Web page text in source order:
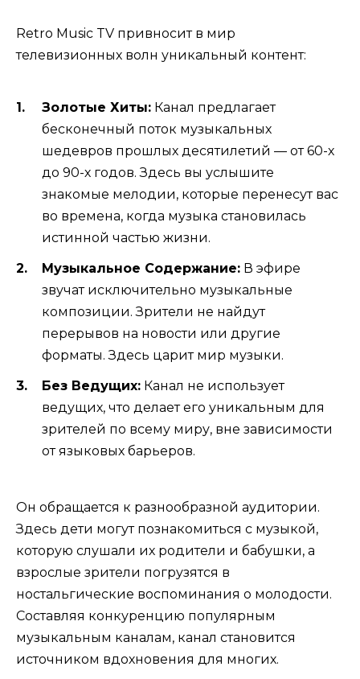
Retro Music TV привносит в мир
телевизионных волн уникальный контент:
Золотые Хиты: Канал предлагает
бесконечный поток музыкальных
шедевров прошлых десятилетий — от 60-х
до 90-х годов. Здесь вы услышите
знакомые мелодии, которые перенесут вас
во времена, когда музыка становилась
истинной частью жизни.
Музыкальное Содержание: В эфире
звучат исключительно музыкальные
композиции. Зрители не найдут
перерывов на новости или другие
форматы. Здесь царит мир музыки.
Без Ведущих: Канал не использует
ведущих, что делает его уникальным для
зрителей по всему миру, вне зависимости
от языковых барьеров.
Он обращается к разнообразной аудитории.
Здесь дети могут познакомиться с музыкой,
которую слушали их родители и бабушки, а
взрослые зрители погрузятся в
ностальгические воспоминания о молодости.
Составляя конкуренцию популярным
музыкальным каналам, канал становится
источником вдохновения для многих.